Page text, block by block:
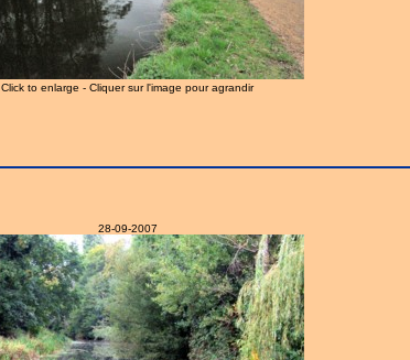
Click to enlarge - Cliquer sur l'image pour agrandir
28-09-2007